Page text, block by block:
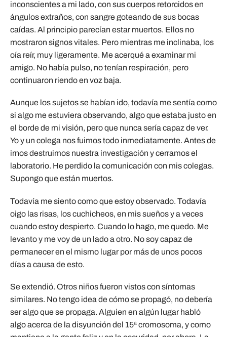
inconscientes a mi lado, con sus cuerpos retorcidos en
ángulos extraños, con sangre goteando de sus bocas
caídas. Al principio parecían estar muertos. Ellos no
mostraron signos vitales. Pero mientras me inclinaba, los
oía reír, muy ligeramente. Me acerqué a examinar mi
amigo. No había pulso, no tenían respiración, pero
continuaron riendo en voz baja.
Aunque los sujetos se habían ido, todavía me sentía como
si algo me estuviera observando, algo que estaba justo en
el borde de mi visión, pero que nunca sería capaz de ver.
Yo y un colega nos fuimos todo inmediatamente. Antes de
irnos destruimos nuestra investigación y cerramos el
laboratorio. He perdido la comunicación con mis colegas.
Supongo que están muertos.
Todavía me siento como que estoy observado. Todavía
oigo las risas, los cuchicheos, en mis sueños y a veces
cuando estoy despierto. Cuando lo hago, me quedo. Me
levanto y me voy de un lado a otro. No soy capaz de
permanecer en el mismo lugar por más de unos pocos
días a causa de esto.
Se extendió. Otros niños fueron vistos con síntomas
similares. No tengo idea de cómo se propagó, no debería
ser algo que se propaga. Alguien en algún lugar habló
algo acerca de la disyunción del 15ª cromosoma, y como